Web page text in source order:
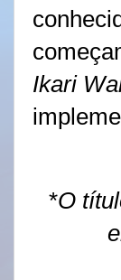
Ikari
*O